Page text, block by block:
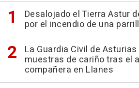
Desalojado el Tierra Astur
por el incendio de una
La Guardia Civil de
muestras de cariño tras el
compañera en Llanes